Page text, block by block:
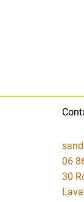
06
30